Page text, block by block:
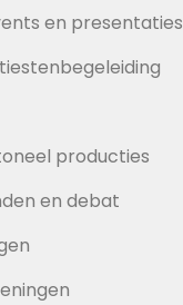
en presentaties
producties
en debat